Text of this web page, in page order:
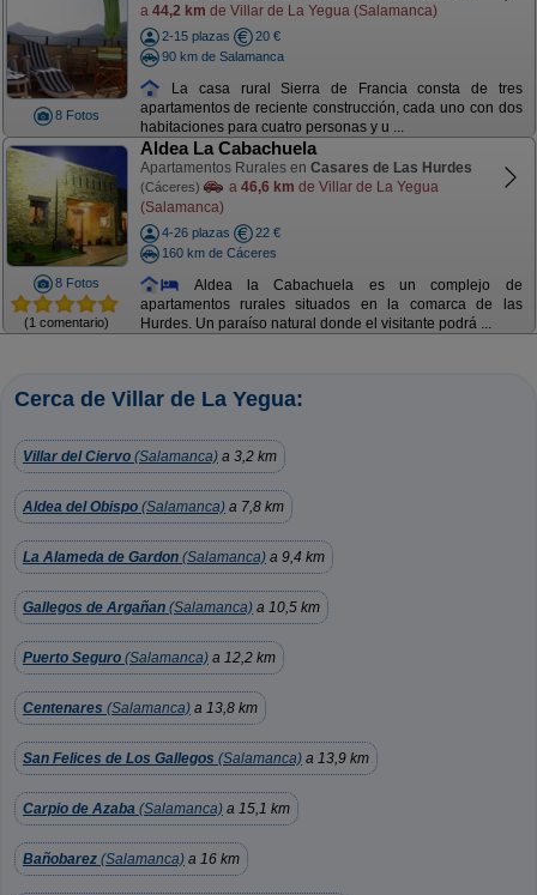
8 Fotos
a 44,2 km de Villar de La Yegua (Salamanca)
2-15 plazas
20 €
90 km de Salamanca
La casa rural Sierra de Francia consta de tres
apartamentos de reciente construcción, cada uno con dos
habitaciones para cuatro personas y u ...
8 Fotos
(1 comentario)
Aldea La Cabachuela
Apartamentos Rurales en Casares de Las Hurdes
(Cáceres) a 46,6 km de Villar de La Yegua
(Salamanca)
4-26 plazas
22 €
160 km de Cáceres
Aldea la Cabachuela es un complejo de
apartamentos rurales situados en la comarca de las
Hurdes. Un paraíso natural donde el visitante podrá ...
Cerca de Villar de La Yegua:
Villar del Ciervo (Salamanca) a 3,2 km
Aldea del Obispo (Salamanca) a 7,8 km
La Alameda de Gardon (Salamanca) a 9,4 km
Gallegos de Argañan (Salamanca) a 10,5 km
Puerto Seguro (Salamanca) a 12,2 km
Centenares (Salamanca) a 13,8 km
San Felices de Los Gallegos (Salamanca) a 13,9 km
Carpio de Azaba (Salamanca) a 15,1 km
Bañobarez (Salamanca) a 16 km